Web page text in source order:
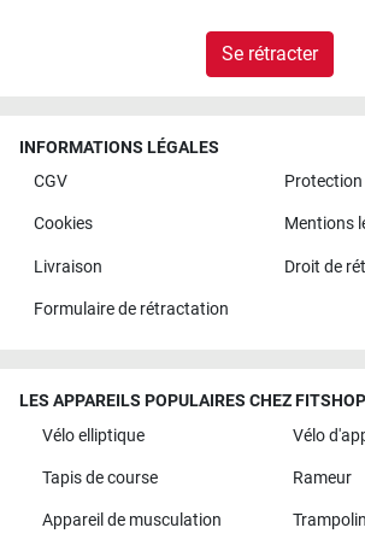
Se rétracter
INFORMATIONS LÉGALES
CGV
Protection
Cookies Mentions
Livraison Droit de
Formulaire de rétractation
LES APPAREILS POPULAIRES CHEZ FITSHOP
Vélo elliptique
Vélo
Tapis de course Rameur
Appareil de musculation